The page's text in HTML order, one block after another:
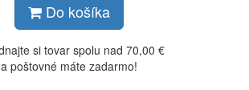
Do košíka
si tovar spolu nad 70,00 €
a poštovné máte zadarmo!